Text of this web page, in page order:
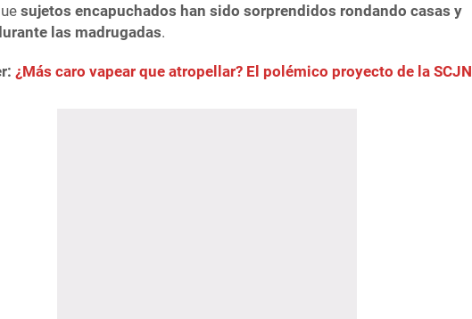
sujetos encapuchados han sido sorprendidos rondando casas y
las madrugadas.
¿Más caro vapear que atropellar? El polémico proyecto de la SCJN